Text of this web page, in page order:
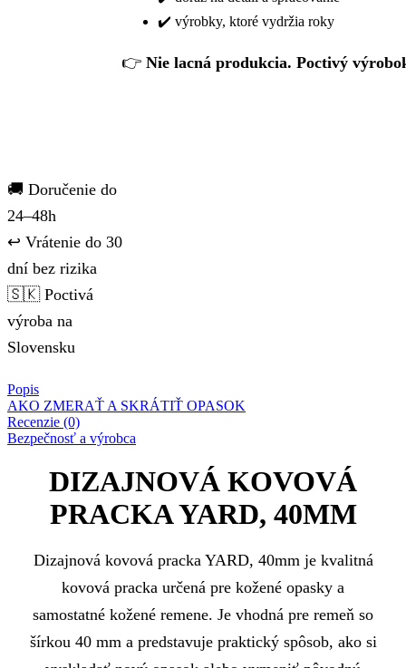
✔️ výrobky, ktoré vydržia roky
👉 Nie lacná produkcia. Poctivý
🚚 Doručenie do
24–48h
↩️ Vrátenie do 30
dní bez rizika
🇸🇰 Poctivá
výroba na
Slovensku
Popis
AKO ZMERAŤ A SKRÁTIŤ OPASOK
Recenzie (0)
Bezpečnosť a výrobca
DIZAJNOVÁ KOVOVÁ
PRACKA YARD, 40MM
Dizajnová kovová pracka YARD, 40mm je kvalitná
kovová pracka určená pre kožené opasky a
samostatné kožené remene. Je vhodná pre remeň so
šírkou 40 mm a predstavuje praktický spôsob, ako si